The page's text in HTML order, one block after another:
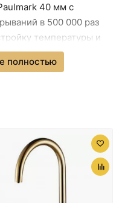
40 мм с
в 500 000 раз
температуры и
и отдельным
делает струю мягкой,
из нержавеющей стали
для кухни, гибкая
полностью